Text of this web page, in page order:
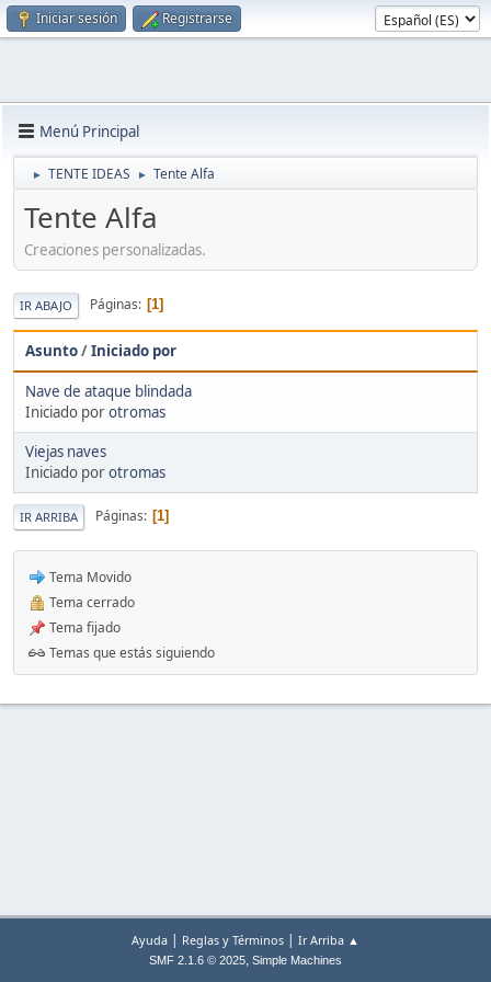
Iniciar sesión Registrarse
Menú Principal
► TENTE IDEAS ► Tente Alfa
Tente Alfa
Creaciones personalizadas.
IR ABAJO Páginas 1
Asunto/Iniciado por
Nave de ataque blindada
Iniciado porotromas
Viejas naves
Iniciado porotromas
IR ARRIBA Páginas 1
Tema Movido
Tema cerrado
Tema fijado
Temas que estás siguiendo
Ayuda | Reglas y Términos | Ir Arriba ▲
SMF 2.1.6 © 2025, Simple Machines